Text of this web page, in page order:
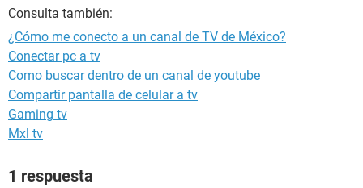
Consulta también:
¿Cómo me conecto a un canal de TV de México?
Conectar pc a tv
Como buscar dentro de un canal de youtube
Compartir pantalla de celular a tv
Gaming tv
Mxl tv
1 respuesta